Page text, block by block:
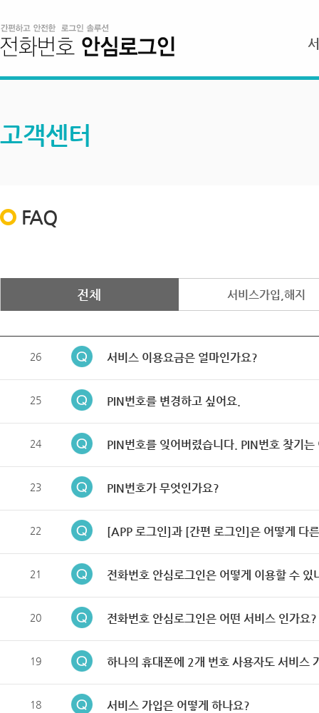
고객센터
FAQ
전체 서비스가입,해지
26 서비스 이용요금은 얼마인가요?
25 PIN번호를 변경하고 싶어요.
24 PIN번호를 잊어버렸습니다. PIN번호 찾기는
23 PIN번호가 무엇인가요?
22 [APP 로그인]과 [간편 로그인]은 어떻게 다
21 전화번호 안심로그인은 어떻게 이용할 수 있
20 전화번호 안심로그인은 어떤 서비스 인가요?
19 하나의 휴대폰에 2개 번호 사용자도 서비스
18 서비스 가입은 어떻게 하나요?